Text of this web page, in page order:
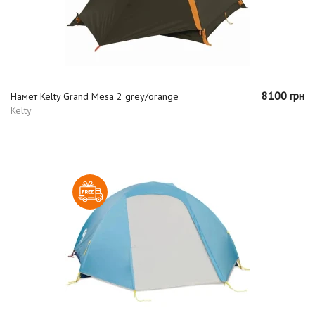
Намет Kelty Grand Mesa 2 grey/orange
Kelty
8100 грн